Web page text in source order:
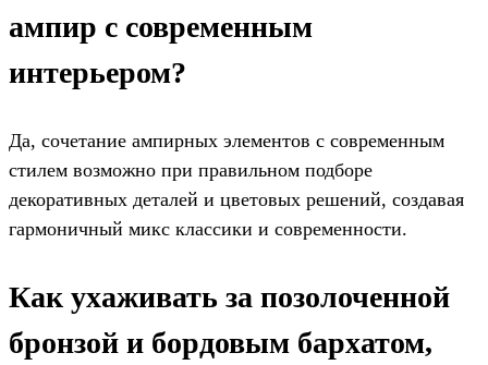
ампир с современным
интерьером?
Да, сочетание ампирных элементов с современным
стилем возможно при правильном подборе
декоративных деталей и цветовых решений, создавая
гармоничный микс классики и современности.
Как ухаживать за позолоченной
бронзой и бордовым бархатом,